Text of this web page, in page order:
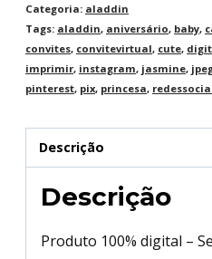
Categoria: aladdin
Tags: aladdin, aniversário, baby,
convites, convitevirtual, cute,
imprimir, instagram, jasmine,
pinterest, pix, princesa,
Descrição
Descrição
Produto 100% digital –